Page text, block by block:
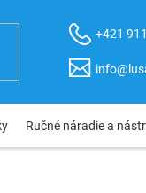
+421
Ručné náradie a